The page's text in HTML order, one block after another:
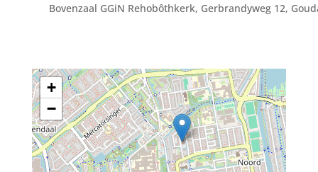
Bovenzaal GGiN Rehobôthkerk, Gerbrandyweg 12,
+
−